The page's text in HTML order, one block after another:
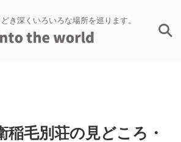
き深くいろいろな場所を巡ります。
稲毛別荘の見どころ・